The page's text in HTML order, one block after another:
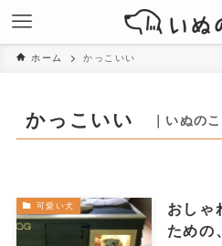
ホーム かっこいい
かっこいい ｜いぬのこ
可愛い犬
おしゃ
ための